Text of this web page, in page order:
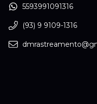
5593991091316
(93) 9 9109-1316